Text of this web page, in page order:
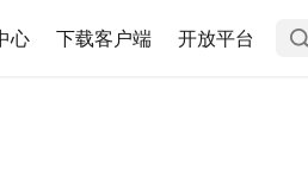
心 下载客户端 开放平台